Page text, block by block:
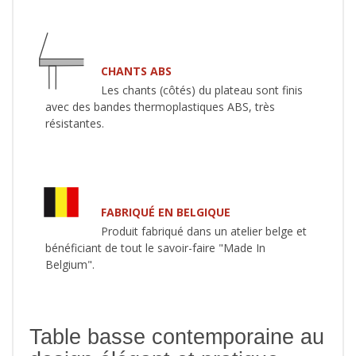
CHANTS ABS
Les chants (côtés) du plateau sont finis
avec des bandes thermoplastiques ABS, très
résistantes.
FABRIQUÉ EN BELGIQUE
Produit fabriqué dans un atelier belge et
bénéficiant de tout le savoir-faire "Made In
Belgium".
Table basse contemporaine au